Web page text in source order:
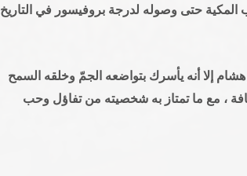
المكية حتى وصوله لدرجة بروفيسور في التاريخ
هشام إلا أنه يأسرك بتواضعه الجمّ وخلقه السمح
، مع ما تمتاز به شخصيته من تفاؤل وحب